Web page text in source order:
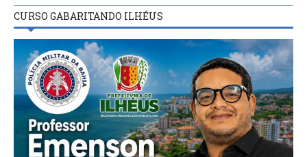
CURSO GABARITANDO ILHÉUS